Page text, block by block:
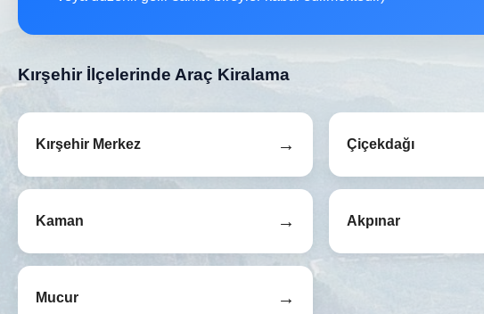
Kırşehir İlçelerinde Araç Kiralama
Kırşehir Merkez →
Kaman →
Mucur →
Çiçekdağı
Akpınar